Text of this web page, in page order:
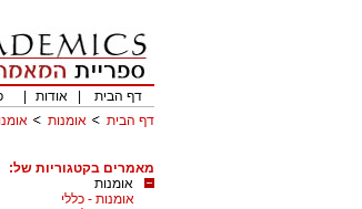
דף הבית
אודות
דף הבית
אומנות
מאמרים בקטגוריות של:
אומנות
אומנות - כללי